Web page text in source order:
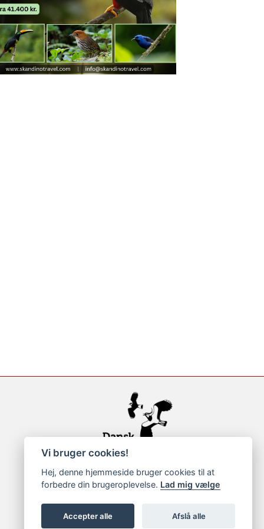
Vi bruger cookies!
Hej, denne hjemmeside bruger cookies til at
forbedre din brugeroplevelse. Lad mig vælge
Accepter alle Afslå alle